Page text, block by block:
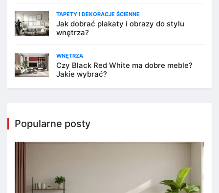
TAPETY I DEKORACJE ŚCIENNE
Jak dobrać plakaty i obrazy do stylu
wnętrza?
WNĘTRZA
Czy Black Red White ma dobre meble?
Jakie wybrać?
Popularne posty